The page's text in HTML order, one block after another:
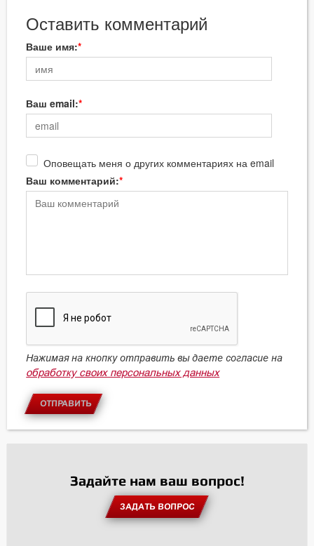
Оставить комментарий
Ваше имя:
Ваш email:
Оповещать меня о других комментариях на email
Ваш комментарий:
Нажимая на кнопку отправить вы даете согласие на
обработку своих персональных данных
ОТПРАВИТЬ
Задайте нам ваш вопрос!
ЗАДАТЬ ВОПРОС